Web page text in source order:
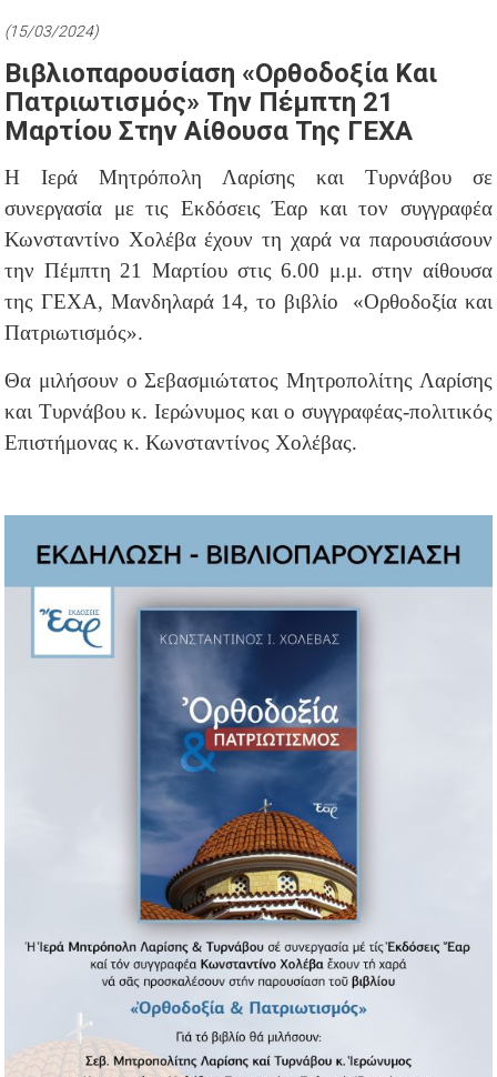
(15/03/2024)
Βιβλιοπαρουσίαση «Ορθοδοξία Και
Πατριωτισμός» Την Πέμπτη 21
Μαρτίου Στην Αίθουσα Της ΓΕΧΑ
Η Ιερά Μητρόπολη Λαρίσης και Τυρνάβου σε
συνεργασία με τις Εκδόσεις Έαρ και τον συγγραφέα
Κωνσταντίνο Χολέβα έχουν τη χαρά να παρουσιάσουν
την Πέμπτη 21 Μαρτίου στις 6.00 μ.μ. στην αίθουσα
της ΓΕΧΑ, Μανδηλαρά 14, το βιβλίο «Ορθοδοξία και
Πατριωτισμός».
Θα μιλήσουν ο Σεβασμιώτατος Μητροπολίτης Λαρίσης
και Τυρνάβου κ. Ιερώνυμος και ο συγγραφέας-πολιτικός
Επιστήμονας κ. Κωνσταντίνος Χολέβας.